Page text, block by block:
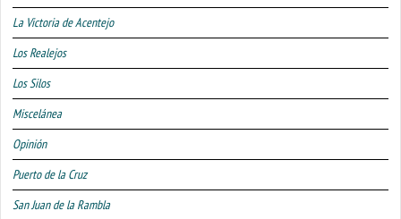
La Victoria de Acentejo
Los Realejos
Los Silos
Miscelánea
Opinión
Puerto de la Cruz
San Juan de la Rambla